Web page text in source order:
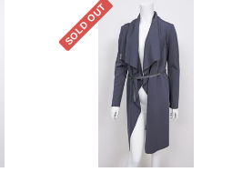
SOLD OUT